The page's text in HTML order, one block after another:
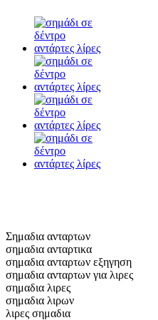
Σημαδια ανταρτων
σημαδια ανταρτικα
σημαδια ανταρτων εξηγηση
σημαδια ανταρτων για λιρες
σημαδια λιρες
σημαδια λιρων
λιρες σημαδια